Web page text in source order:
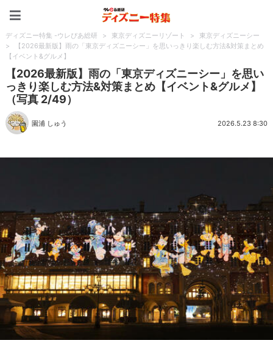
ディズニー特集 -ウレぴあ総研 > 東京ディズニーリゾート >
東京ディズニーシー
>
【2026最新版】雨の「東京ディズニーシー」を思いっきり楽しむ方法&対策まとめ
【イベント&グルメ】
【2026最新版】雨の「東京ディズニーシー」を思い
っきり楽しむ方法&対策まとめ【イベント&グルメ】
（写真 2/49）
園浦 しゅう 2026.5.23 8:30